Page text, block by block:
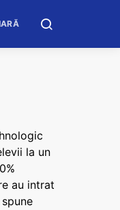
la un
au intrat